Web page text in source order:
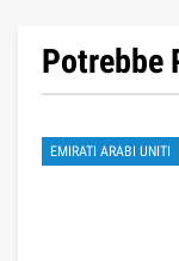
Potrebbe
EMIRATI ARABI UNITI